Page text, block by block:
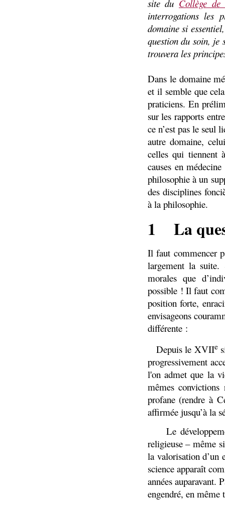
site du Collège de
interrogations les
domaine si
question du soin, je
trouvera les
Dans le domaine
et il semble que
praticiens. En
sur les rapports
ce n’est pas le seul
autre domaine,
celles qui tiennent
causes en
philosophie à un
des disciplines
à la philosophie.
1 La
Il faut commencer
largement la
morales que
possible ! Il faut
position forte,
envisageons
différente :
Depuis le XVIIe
progressivement
l'on admet que la
mêmes
profane (rendre à
affirmée jusqu’à la
Le
religieuse – même
la valorisation d’un
science apparaît
années auparavant.
engendré, en même